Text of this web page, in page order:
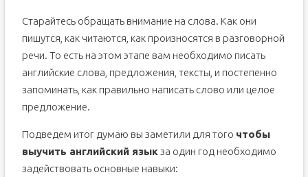
Старайтесь обращать внимание на слова. Как они
пишутся, как читаются, как произносятся в разговорной
речи. То есть на этом этапе вам необходимо писать
английские слова, предложения, тексты, и постепенно
запоминать, как правильно написать слово или целое
предложение.
Подведем итог думаю вы заметили для того чтобы
выучить английский языкза один год необходимо
задействовать основные навыки: